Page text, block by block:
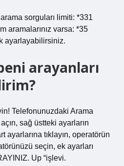
sorguları limiti: *331
aramalarınız varsa: *35
ayarlayabilirsiniz.
arayanları
Telefonunuzdaki Arama
sağ üstteki ayarların
ayarlarına tıklayın, operatörün
seçin, ek ayarları
Up “işlevi.